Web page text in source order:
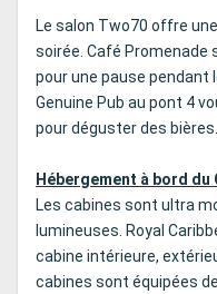
Le salon Two70 offre
soirée. Café Promenade
pour une pause pendant
Genuine Pub au pont 4
pour déguster des bières.
Hébergement à bord du
Les cabines sont ultra
lumineuses. Royal
cabine intérieure,
cabines sont équipées